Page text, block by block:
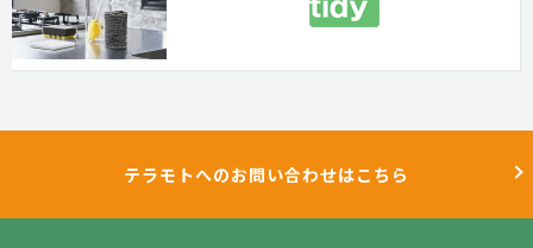
テラモトへのお問い合わせはこちら